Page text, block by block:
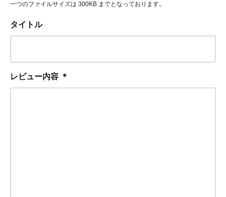
一つのファイルサイズは 300KB までとなっております。
タイトル
レビュー内容 ＊